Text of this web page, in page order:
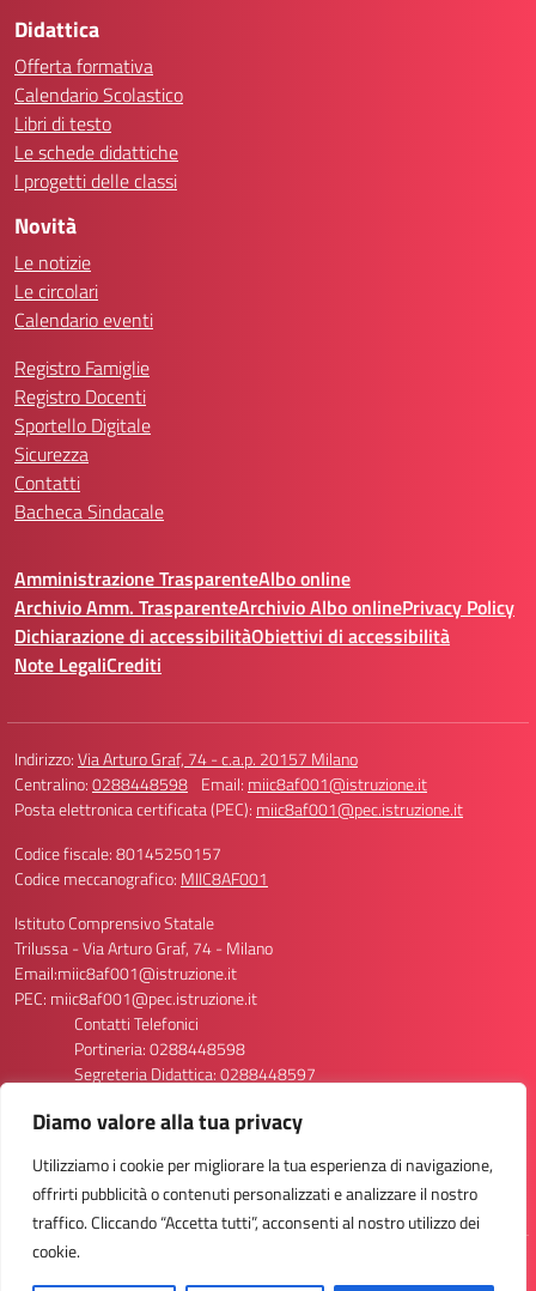
Diamo valore alla tua privacy
Utilizziamo i cookie per migliorare la tua esperienza di navigazione,
offrirti pubblicità o contenuti personalizzati e analizzare il nostro
traffico. Cliccando “Accetta tutti”, acconsenti al nostro utilizzo dei
cookie.
Didattica
Offerta formativa
Calendario Scolastico
Libri di testo
Le schede didattiche
I progetti delle classi
Novità
Le notizie
Le circolari
Calendario eventi
Registro Famiglie
Registro Docenti
Sportello Digitale
Sicurezza
Contatti
Bacheca Sindacale
Amministrazione TrasparenteAlbo online
Archivio Amm. TrasparenteArchivio Albo onlinePrivacy Policy
Dichiarazione di accessibilitàObiettivi di accessibilità
Note LegaliCrediti
Indirizzo:Via Arturo Graf, 74 - c.a.p. 20157 Milano
Centralino:0288448598 Email: miic8af001@istruzione.it
Posta elettronica certificata (PEC): miic8af001@pec.istruzione.it
Codice fiscale: 80145250157
Codice meccanografico: MIIC8AF001
Istituto Comprensivo Statale
Trilussa - Via Arturo Graf, 74 - Milano
Email:miic8af001@istruzione.it
PEC: miic8af001@pec.istruzione.it
Contatti Telefonici
Portineria: 0288448598
Segreteria Didattica: 0288448597
Codice Meccanografico Scuola: MIIC8AF001
Codice Meccanografico Primaria Via Graf 70: MIEE8AF024
Codice Meccanografico Secondaria Via Graf 74: MIMM8AF012